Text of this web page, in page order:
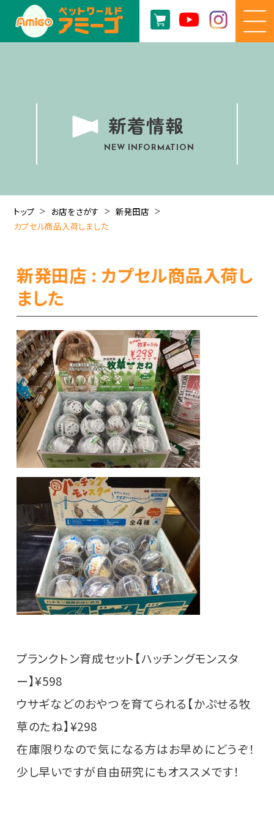
新着情報
NEW INFORMATION
トップ お店をさがす
新発田店
カプセル商品入荷しました
新発田店 : カプセル商品入荷し
ました
プランクトン育成セット【ハッチングモンスタ
ー】¥598
ウサギなどのおやつを育てられる【かぷせる牧
草のたね】¥298
在庫限りなので気になる方はお早めにどうぞ！
少し早いですが自由研究にもオススメです！